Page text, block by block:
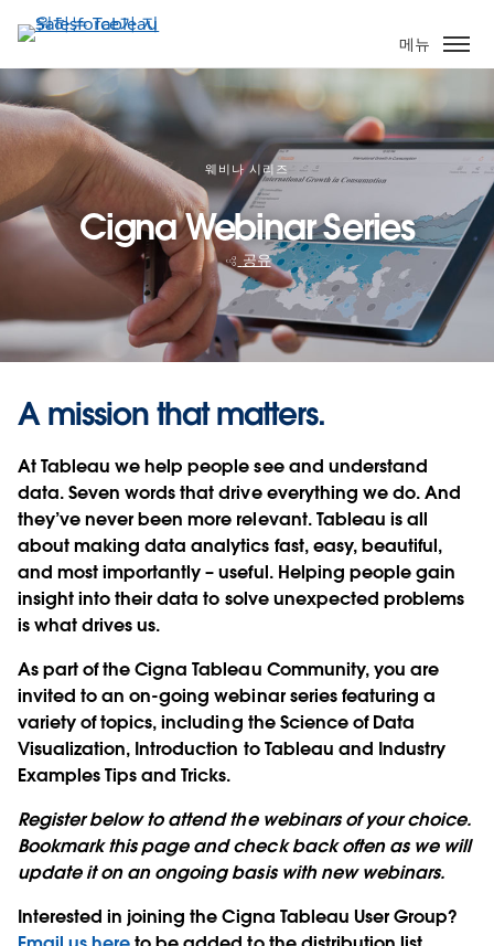
요
콘
텐
츠
로
너
뛰
메뉴
웨비나 시리즈
Cigna Webinar Series
공유
A mission that matters.
At Tableau we help people see and understand
data. Seven words that drive everything we do. And
they’ve never been more relevant. Tableau is all
about making data analytics fast, easy, beautiful,
and most importantly – useful. Helping people gain
insight into their data to solve unexpected problems
is what drives us.
As part of the Cigna Tableau Community, you are
invited to an on-going webinar series featuring a
variety of topics, including the Science of Data
Visualization, Introduction to Tableau and Industry
Examples Tips and Tricks.
Register below to attend the webinars of your choice.
Bookmark this page and check back often as we will
update it on an ongoing basis with new webinars.
Interested in joining the Cigna Tableau User Group?